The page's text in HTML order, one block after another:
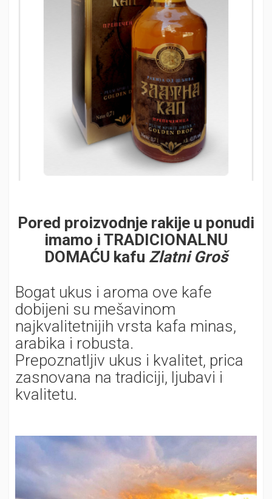
Pored proizvodnje rakije u ponudi
imamo i TRADICIONALNU
DOMAĆU kafu Zlatni Groš
Bogat ukus i aroma ove kafe
dobijeni su mešavinom
najkvalitetnijih vrsta kafa minas,
arabika i robusta.
Prepoznatljiv ukus i kvalitet, prica
zasnovana na tradiciji, ljubavi i
kvalitetu.